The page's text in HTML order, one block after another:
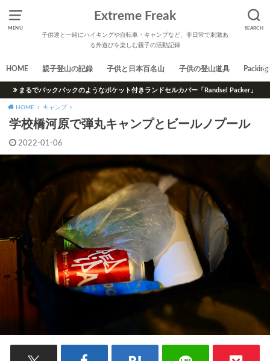
MENU SEARCH
Extreme Freak
子供達と一緒にハイキングや自転車・キャンプなど、非日常で刺激あ
る外遊びを楽しむ親子の活動記録
HOME 親子登山の記録 子供と日本百名山 子供の登山道具 Packing
まるでバックパックのようなポケット付きランドセルカバー「Randsel Packer」
HOME キャンプ
学校橋河原で弾丸キャンプとビールノプール
2022-01-06